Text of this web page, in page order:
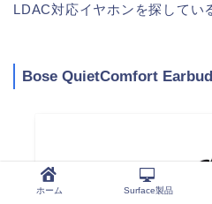
LDAC対応イヤホンを探してい
Bose QuietComfort
ホーム Surface製品